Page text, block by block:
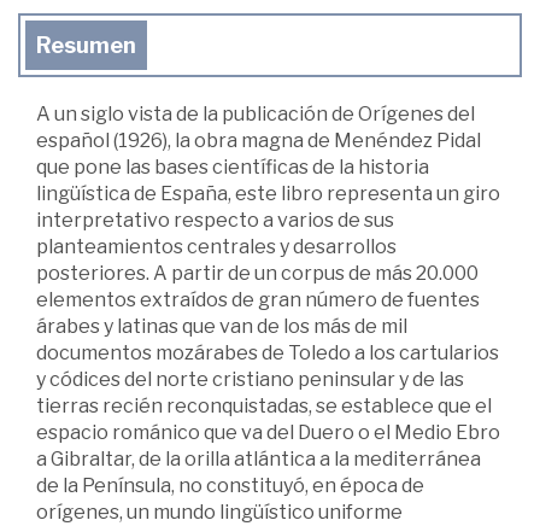
Resumen
A un siglo vista de la publicación de Orígenes del
español (1926), la obra magna de Menéndez Pidal
que pone las bases científicas de la historia
lingüística de España, este libro representa un giro
interpretativo respecto a varios de sus
planteamientos centrales y desarrollos
posteriores. A partir de un corpus de más 20.000
elementos extraídos de gran número de fuentes
árabes y latinas que van de los más de mil
documentos mozárabes de Toledo a los cartularios
y códices del norte cristiano peninsular y de las
tierras recién reconquistadas, se establece que el
espacio románico que va del Duero o el Medio Ebro
a Gibraltar, de la orilla atlántica a la mediterránea
de la Península, no constituyó, en época de
orígenes, un mundo lingüístico uniforme